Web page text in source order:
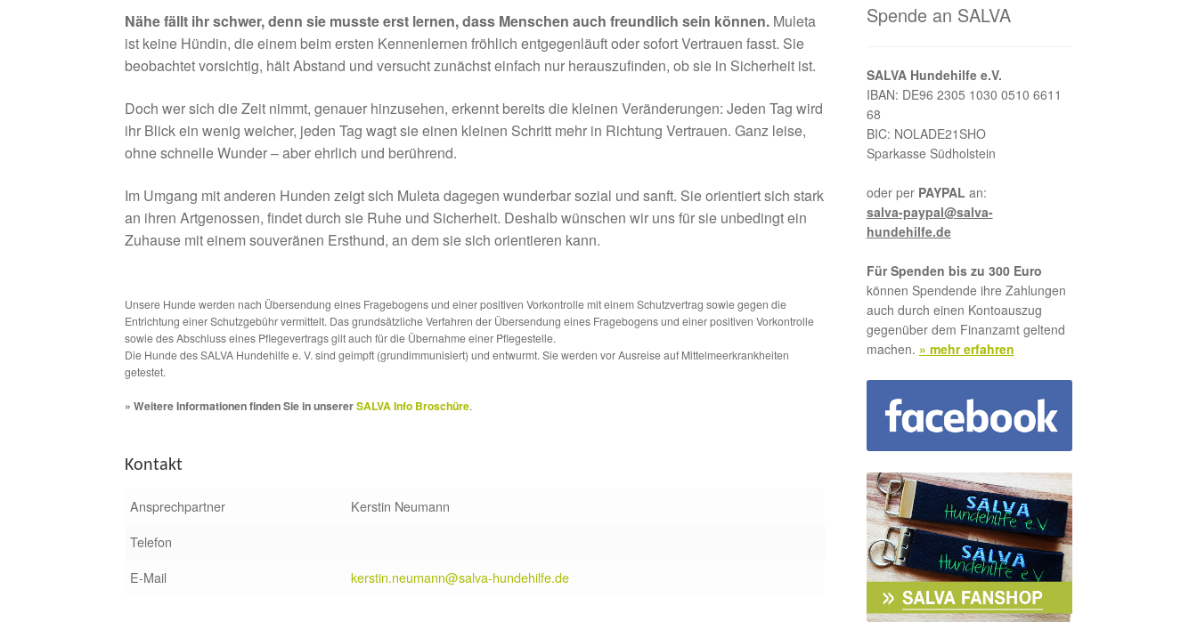
Nähe fällt ihr schwer, denn sie musste erst lernen, dass Menschen auch freundlich sein können. Muleta
ist keine Hündin, die einem beim ersten Kennenlernen fröhlich entgegenläuft oder sofort Vertrauen fasst. Sie
beobachtet vorsichtig, hält Abstand und versucht zunächst einfach nur herauszufinden, ob sie in Sicherheit ist.
Doch wer sich die Zeit nimmt, genauer hinzusehen, erkennt bereits die kleinen Veränderungen: Jeden Tag wird
ihr Blick ein wenig weicher, jeden Tag wagt sie einen kleinen Schritt mehr in Richtung Vertrauen. Ganz leise,
ohne schnelle Wunder – aber ehrlich und berührend.
Im Umgang mit anderen Hunden zeigt sich Muleta dagegen wunderbar sozial und sanft. Sie orientiert sich stark
an ihren Artgenossen, findet durch sie Ruhe und Sicherheit. Deshalb wünschen wir uns für sie unbedingt ein
Zuhause mit einem souveränen Ersthund, an dem sie sich orientieren kann.
Unsere Hunde werden nach Übersendung eines Fragebogens und einer positiven Vorkontrolle mit einem Schutzvertrag sowie gegen die
Entrichtung einer Schutzgebühr vermittelt. Das grundsätzliche Verfahren der Übersendung eines Fragebogens und einer positiven Vorkontrolle
sowie des Abschluss eines Pflegevertrags gilt auch für die Übernahme einer Pflegestelle.
Die Hunde des SALVA Hundehilfe e. V. sind geimpft (grundimmunisiert) und entwurmt. Sie werden vor Ausreise auf Mittelmeerkrankheiten
getestet.
» Weitere Informationen finden Sie in unsererSALVA Info Broschüre.
Kontakt
Ansprechpartner
Kerstin Neumann
Telefon
E-Mail
kerstin.neumann@salva-hundehilfe.de
Spende an SALVA
SALVA Hundehilfe e.V.
IBAN: DE96 2305 1030 0510 6611
68
BIC: NOLADE21SHO
Sparkasse Südholstein
oder per PAYPAL an:
salva-paypal@salva-
hundehilfe.de
Für Spenden bis zu 300 Euro
können Spendende ihre Zahlungen
auch durch einen Kontoauszug
gegenüber dem Finanzamt geltend
machen. » mehr erfahren